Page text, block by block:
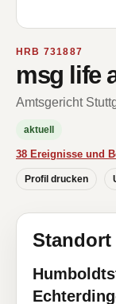
HRB 731887
msg life
Amtsgericht
aktuell
38 Ereignisse und
Profil drucken
Standort